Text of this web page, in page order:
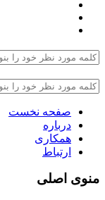
صفحه نخست
درباره
همکاری
ارتباط
منوی اصلی